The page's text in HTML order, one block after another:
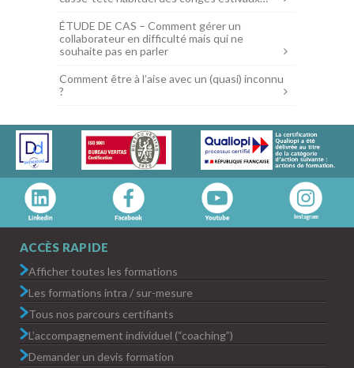
ÉTUDE DE CAS – Comment gérer un
collaborateur en difficulté mais qui ne
souhaite pas en parler
Comment être à l’aise avec un (quasi) inconnu
?
ACCÈS RAPIDE
Afficher toutes les formations
Les formations intra / sur-mesure
Tous nos parcours certifiants
L’accompagnement individuel (“coaching”)
Demander un devis formation